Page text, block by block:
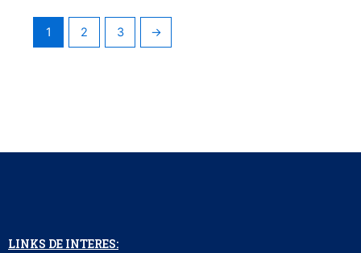
1 2 3 →
LINKS DE INTERES: